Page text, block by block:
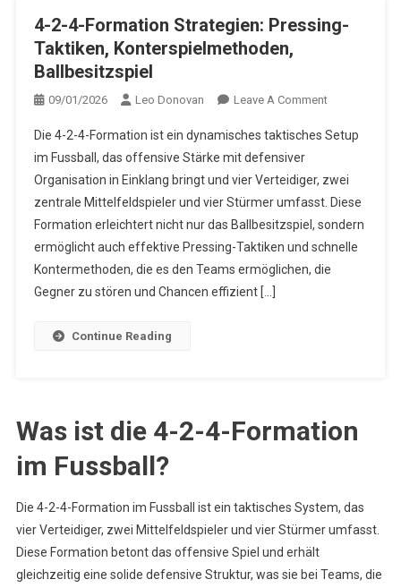
4-2-4-Formation Strategien: Pressing-
Taktiken, Konterspielmethoden,
Ballbesitzspiel
09/01/2026 Leo Donovan Leave A CommentOn
2-
Formation
Strategien:
Pressing-
Taktiken,
Die 4-2-4-Formation ist ein dynamisches taktisches Setup
im Fussball, das offensive Stärke mit defensiver
Organisation in Einklang bringt und vier Verteidiger, zwei
zentrale Mittelfeldspieler und vier Stürmer umfasst. Diese
Formation erleichtert nicht nur das Ballbesitzspiel, sondern
ermöglicht auch effektive Pressing-Taktiken und schnelle
Kontermethoden, die es den Teams ermöglichen, die
Gegner zu stören und Chancen effizient […]
Continue Reading
Was ist die 4-2-4-Formation
im Fussball?
Die 4-2-4-Formation im Fussball ist ein taktisches System, das
vier Verteidiger, zwei Mittelfeldspieler und vier Stürmer umfasst.
Diese Formation betont das offensive Spiel und erhält
gleichzeitig eine solide defensive Struktur, was sie bei Teams, die